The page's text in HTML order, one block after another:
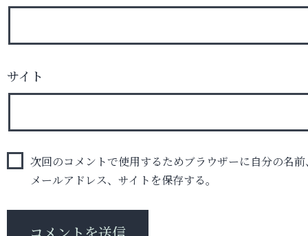
サイト
次回のコメントで使用するためブラウザーに自分の名前
メールアドレス、サイトを保存する。